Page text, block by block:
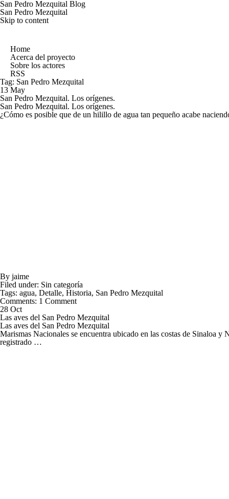
San Pedro Mezquital Blog
San Pedro Mezquital
Skip to content
Home
Acerca del proyecto
Sobre los actores
RSS
Tag: San Pedro Mezquital
13 May
San Pedro Mezquital. Los orígenes.
San Pedro Mezquital. Los orígenes.
¿Cómo es posible que de un hilillo de agua tan pequeño acabe
By jaime
Filed under: Sin categoría
Tags: agua, Detalle, Historia, San Pedro Mezquital
Comments: 1 Comment
28 Oct
Las aves del San Pedro Mezquital
Las aves del San Pedro Mezquital
Marismas Nacionales se encuentra ubicado en las costas de Sinaloa
registrado …